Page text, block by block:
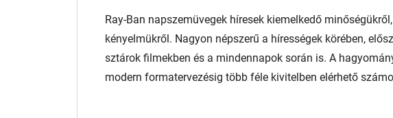
Ray-Ban napszemüvegek híresek kiemelkedő
kényelmükről. Nagyon népszerű a hírességek körében,
sztárok filmekben és a mindennapok során is. A
modern formatervezésig több féle kivitelben elérhető